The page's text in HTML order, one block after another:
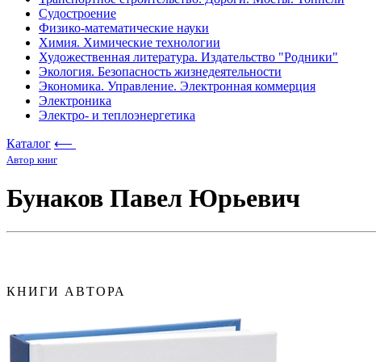
Судостроение
Физико-математические науки
Химия. Химические технологии
Художественная литература. Издательство "Родники"
Экология. Безопасность жизнедеятельности
Экономика. Управление. Электронная коммерция
Электроника
Электро- и теплоэнергетика
Каталог ⟵
Автор книг
Бунаков Павел Юрьевич
КНИГИ АВТОРА